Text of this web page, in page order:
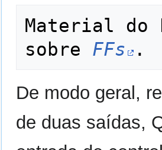
Material do
sobre FFs
De modo geral,
de duas saídas,